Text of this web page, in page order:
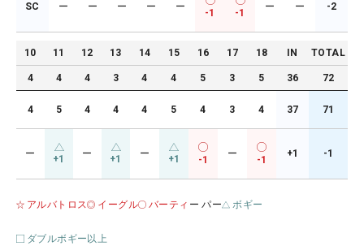
SC ー ー ー ー ー
-1 -1
ー ー -2
10 11 12 13 14 15 16 17 18 IN TOTAL
4 4 4 3 4 4 5 3 5 36 72
4 5 4 4 4 5 4 3 4 37 71
ー +1 ー +1 ー +1 -1
ー
-1
+1 -1
アルバトロス イーグル バーティ ー パー ボギー
ダブルボギー以上